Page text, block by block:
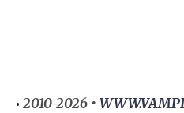
• 2010-2026 •